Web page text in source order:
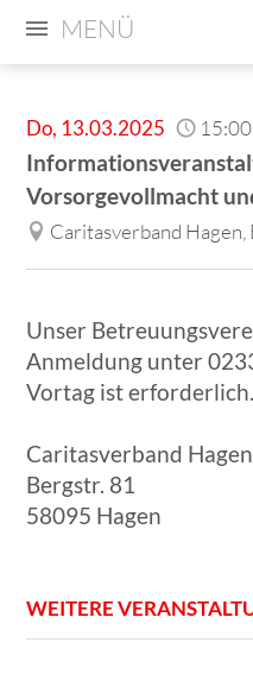
MENÜ
Do, 13.03.2025 15:00
Vorsorgevollmacht
Caritasverband
Unser
Anmeldung unter
Vortag ist erforderlich.
Caritasverband Hagen
Bergstr. 81
58095 Hagen
WEITERE